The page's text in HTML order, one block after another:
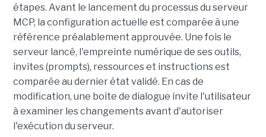
étapes. Avant le lancement du processus du serveur
MCP, la configuration actuelle est comparée à une
référence préalablement approuvée. Une fois le
serveur lancé, l'empreinte numérique de ses outils,
invites (prompts), ressources et instructions est
comparée au dernier état validé. En cas de
modification, une boîte de dialogue invite l'utilisateur
à examiner les changements avant d'autoriser
l'exécution du serveur.